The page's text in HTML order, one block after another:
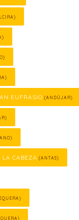
EUFRASIO (ANDÚJAR)
LA CABEZA (ANTAS)